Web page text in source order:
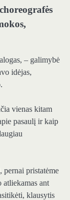
– galimybė
idėjas,
vienas kitam
pasaulį ir kaip
pristatėme
ant
klausytis